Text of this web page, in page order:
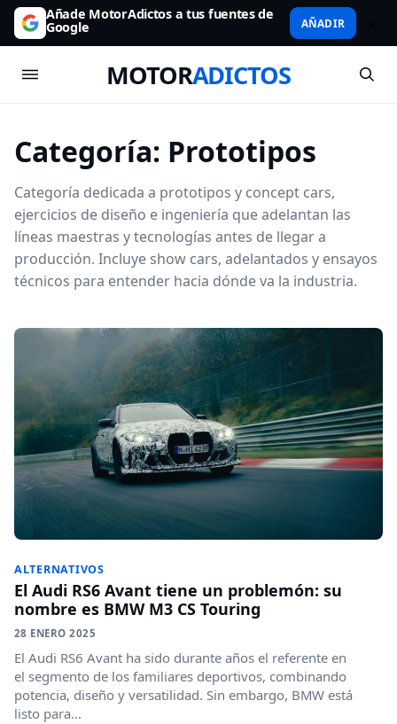
Añade MotorAdictos a tus fuentes de
Google AÑADIR
MOTORADICTOS
Categoría: Prototipos
Categoría dedicada a prototipos y concept cars,
ejercicios de diseño e ingeniería que adelantan las
líneas maestras y tecnologías antes de llegar a
producción. Incluye show cars, adelantados y ensayos
técnicos para entender hacia dónde va la industria.
ALTERNATIVOS
El Audi RS6 Avant tiene un problemón: su
nombre es BMW M3 CS Touring
28 ENERO 2025
El Audi RS6 Avant ha sido durante años el referente en
el segmento de los familiares deportivos, combinando
potencia, diseño y versatilidad. Sin embargo, BMW está
listo para...